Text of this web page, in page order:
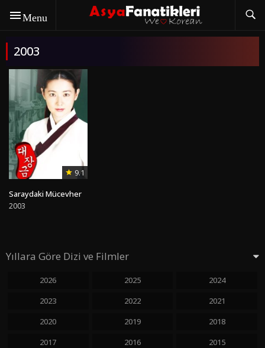
Menu
2003
9.1
Saraydaki Mücevher
2003
Yıllara Göre Dizi ve Filmler
2026 2025
2024
2023
2022
2021
2020
2019
2018
2017
2016
2015